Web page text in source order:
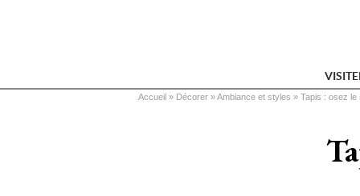
Vous êtes ici
Accueil » Décorer » Ambiance et styles » Tapis : osez le